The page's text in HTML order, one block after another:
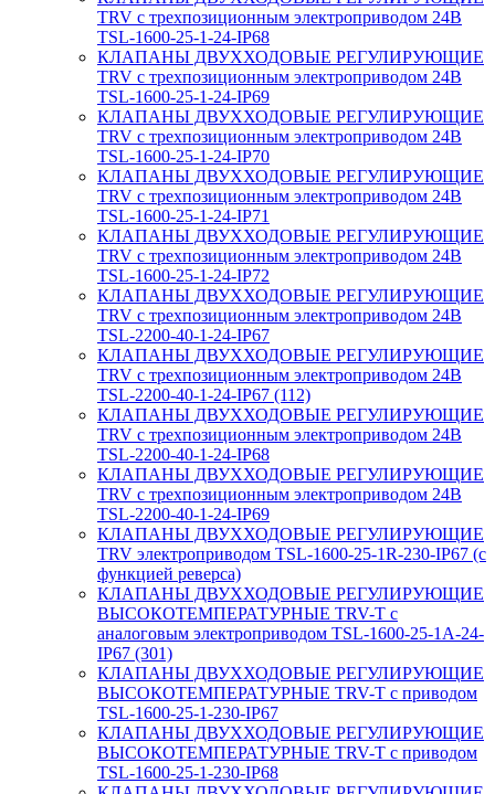
TRV с трехпозиционным электроприводом 24В
TSL-1600-25-1-24-IP68
КЛАПАНЫ ДВУХХОДОВЫЕ РЕГУЛИРУЮЩИЕ
TRV с трехпозиционным электроприводом 24В
TSL-1600-25-1-24-IP69
КЛАПАНЫ ДВУХХОДОВЫЕ РЕГУЛИРУЮЩИЕ
TRV с трехпозиционным электроприводом 24В
TSL-1600-25-1-24-IP70
КЛАПАНЫ ДВУХХОДОВЫЕ РЕГУЛИРУЮЩИЕ
TRV с трехпозиционным электроприводом 24В
TSL-1600-25-1-24-IP71
КЛАПАНЫ ДВУХХОДОВЫЕ РЕГУЛИРУЮЩИЕ
TRV с трехпозиционным электроприводом 24В
TSL-1600-25-1-24-IP72
КЛАПАНЫ ДВУХХОДОВЫЕ РЕГУЛИРУЮЩИЕ
TRV с трехпозиционным электроприводом 24В
TSL-2200-40-1-24-IP67
КЛАПАНЫ ДВУХХОДОВЫЕ РЕГУЛИРУЮЩИЕ
TRV с трехпозиционным электроприводом 24В
TSL-2200-40-1-24-IP67 (112)
КЛАПАНЫ ДВУХХОДОВЫЕ РЕГУЛИРУЮЩИЕ
TRV с трехпозиционным электроприводом 24В
TSL-2200-40-1-24-IP68
КЛАПАНЫ ДВУХХОДОВЫЕ РЕГУЛИРУЮЩИЕ
TRV с трехпозиционным электроприводом 24В
TSL-2200-40-1-24-IP69
КЛАПАНЫ ДВУХХОДОВЫЕ РЕГУЛИРУЮЩИЕ
TRV электроприводом TSL-1600-25-1R-230-IP67 (с
функцией реверса)
КЛАПАНЫ ДВУХХОДОВЫЕ РЕГУЛИРУЮЩИЕ
ВЫСОКОТЕМПЕРАТУРНЫЕ TRV-T с
аналоговым электроприводом TSL-1600-25-1А-24-
IP67 (301)
КЛАПАНЫ ДВУХХОДОВЫЕ РЕГУЛИРУЮЩИЕ
ВЫСОКОТЕМПЕРАТУРНЫЕ TRV-T с приводом
TSL-1600-25-1-230-IP67
КЛАПАНЫ ДВУХХОДОВЫЕ РЕГУЛИРУЮЩИЕ
ВЫСОКОТЕМПЕРАТУРНЫЕ TRV-T с приводом
TSL-1600-25-1-230-IP68